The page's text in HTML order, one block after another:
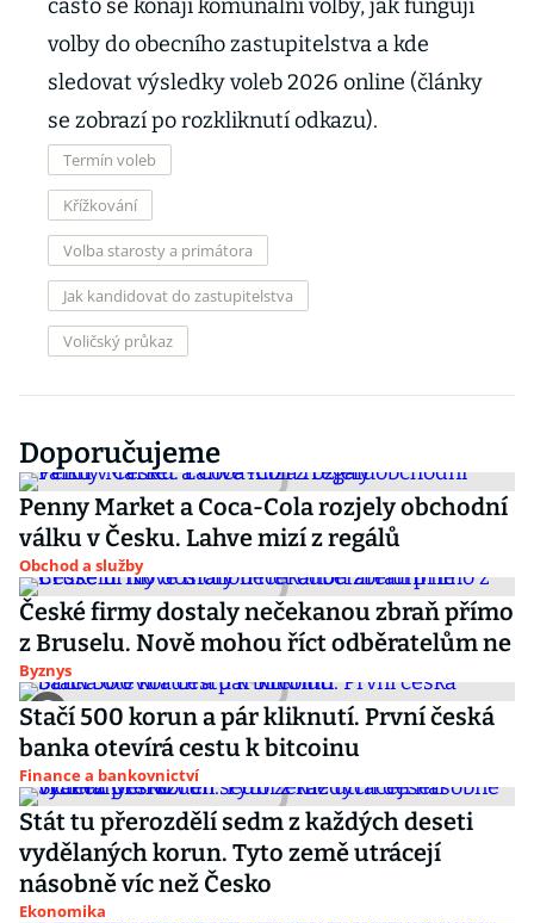
často se konají komunální volby, jak fungují
volby do obecního zastupitelstva a kde
sledovat výsledky voleb 2026 online (články
se zobrazí po rozkliknutí odkazu).
Termín voleb
Křížkování
Volba starosty a primátora
Jak kandidovat do zastupitelstva
Voličský průkaz
Doporučujeme
Penny Market a Coca-Cola rozjely obchodní
válku v Česku. Lahve mizí z regálů
Obchod a služby
České firmy dostaly nečekanou zbraň přímo
z Bruselu. Nově mohou říct odběratelům ne
Byznys
Stačí 500 korun a pár kliknutí. První česká
banka otevírá cestu k bitcoinu
Finance a bankovnictví
Stát tu přerozdělí sedm z každých deseti
vydělaných korun. Tyto země utrácejí
násobně víc než Česko
Ekonomika